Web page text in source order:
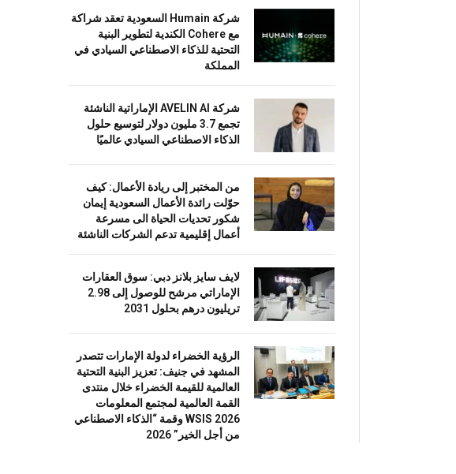
شركة Humain السعودية تعقد شراكة
مع Cohere الكندية لتطوير البنية
التحتية للذكاء الاصطناعي السيادي في
المملكة
شركة AVELIN AI الإماراتية الناشئة
تجمع 3.7 مليون دولار لتوسيع حلول
الذكاء الاصطناعي السيادي عالميًا
من المختبر إلى ريادة الأعمال: كيف
حوّلت رائدة الأعمال السعودية إيمان
شكور تحديات الحياة الى مسرعة
أعمال إقليمية تدعم الشركات الناشئة
لايف سايز بلانز دبي: سوق العقارات
الإماراتي مرشح للوصول إلى 2.98
تريليون درهم بحلول 2031
الرؤية الخضراء لدولة الإمارات تتصدر
المشهد في جنيف: تعزيز البنية التحتية
العالمية للقيمة الخضراء خلال منتدى
القمة العالمية لمجتمع المعلومات
WSIS 2026 وقمة “الذكاء الاصطناعي
من أجل الخير” 2026